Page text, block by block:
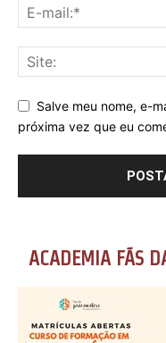
Salve meu nome, e-
próxima vez que eu
ACADEMIA FÃS